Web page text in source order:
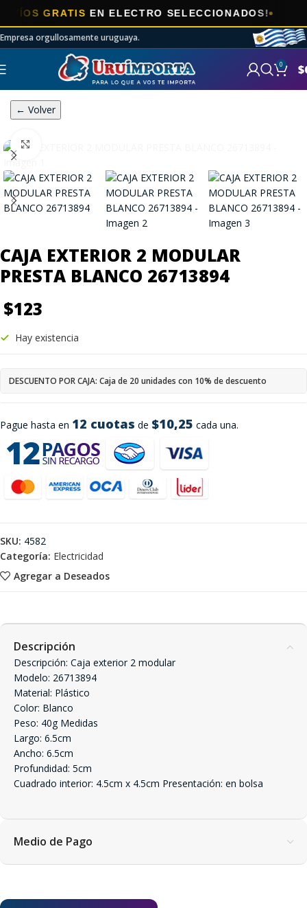
GRATISEN ELECTRO SELECCIONADOS!
Empresa orgullosamente uruguaya.
0 $
← Volver
CAJA EXTERIOR 2 MODULAR
PRESTA BLANCO 26713894
$123
Pague hasta en 12 cuotas de $10,25 cada una.
Hay existencia
DESCUENTO POR CAJA: Caja de 20 unidades con 10% de descuento
Agregar a Deseados
SKU: 4582
Categoría: Electricidad
Descripción
Descripción: Caja exterior 2 modular
Modelo: 26713894
Material: Plástico
Color: Blanco
Peso: 40g Medidas
Largo: 6.5cm
Ancho: 6.5cm
Profundidad: 5cm
Cuadrado interior: 4.5cm x 4.5cm Presentación: en bolsa
Medio de Pago